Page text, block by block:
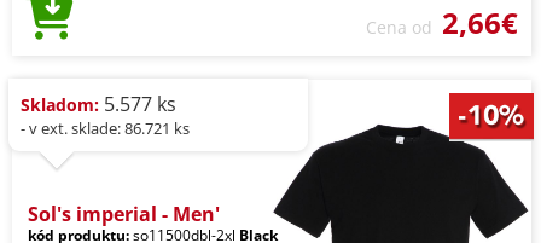
Cena od 2,66€
Skladom: 5.577 ks
- v ext. sklade: 86.721 ks
Sol's imperial - Men'
kód produktu:so11500dbl-2xl Black